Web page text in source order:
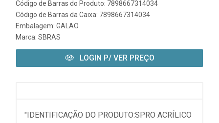
Código de Barras do Produto: 7898667314034
Código de Barras da Caixa: 7898667314034
Embalagem: GALAO
Marca: SBRAS
LOGIN P/ VER PREÇO
"IDENTIFICAÇÃO DO PRODUTO:SPRO ACRÍLICO